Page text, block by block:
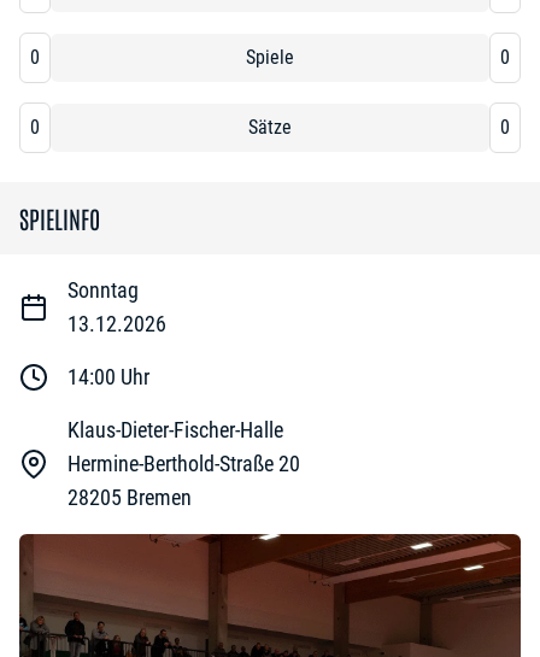
0 Spiele 0
0 Sätze 0
SPIELINFO
Sonntag
13.12.2026
14:00 Uhr
Klaus-Dieter-Fischer-Halle
Hermine-Berthold-Straße 20
28205 Bremen